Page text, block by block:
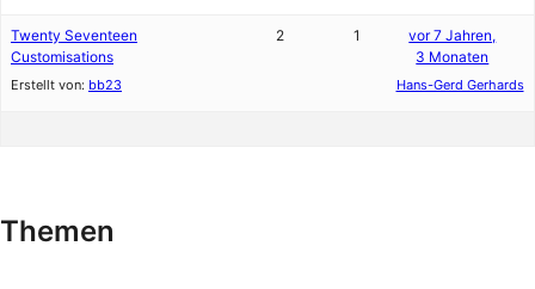
Twenty Seventeen
Customisations
Erstellt von: bb23
2 1
vor 7 Jahren,
3 Monaten
Hans-Gerd Gerhards
Themen